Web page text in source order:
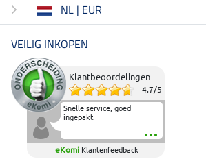
NL | EUR
VEILIG INKOPEN
Klantbeoordelingen
4.7/5
Snelle service, goed
ingepakt.
eKomi Klantenfeedback